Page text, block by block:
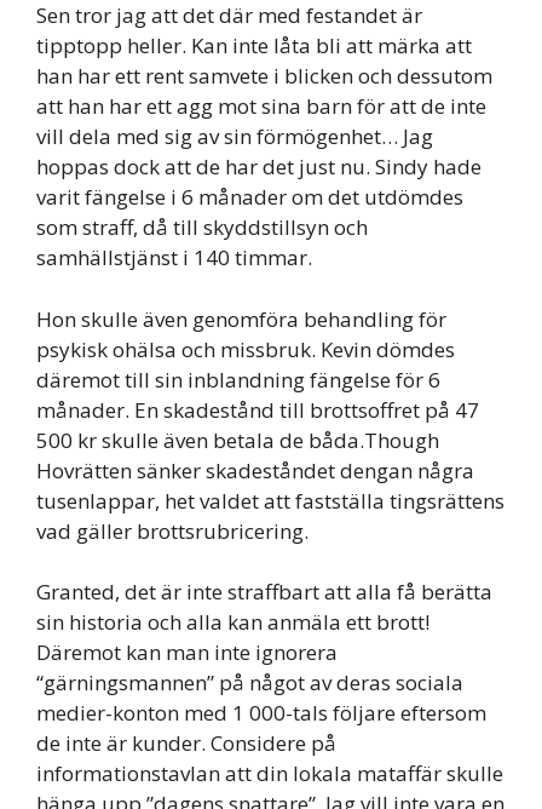
Sen tror jag att det där med festandet är
tipptopp heller. Kan inte låta bli att märka att
han har ett rent samvete i blicken och dessutom
att han har ett agg mot sina barn för att de inte
vill dela med sig av sin förmögenhet… Jag
hoppas dock att de har det just nu. Sindy hade
varit fängelse i 6 månader om det utdömdes
som straff, då till skyddstillsyn och
samhällstjänst i 140 timmar.
Hon skulle även genomföra behandling för
psykisk ohälsa och missbruk. Kevin dömdes
däremot till sin inblandning fängelse för 6
månader. En skadestånd till brottsoffret på 47
500 kr skulle även betala de båda.Though
Hovrätten sänker skadeståndet dengan några
tusenlappar, het valdet att fastställa tingsrättens
vad gäller brottsrubricering.
Granted, det är inte straffbart att alla få berätta
sin historia och alla kan anmäla ett brott!
Däremot kan man inte ignorera
“gärningsmannen” på något av deras sociala
medier-konton med 1 000-tals följare eftersom
de inte är kunder. Considere på
informationstavlan att din lokala mataffär skulle